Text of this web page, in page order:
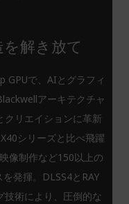
解き放て
で、AIとグラフィ
アーキテクチャ
クリエイションに革新
シリーズと比べ飛躍
像制作など150以上の
発揮。DLSS4とRAY
技術により、圧倒的な